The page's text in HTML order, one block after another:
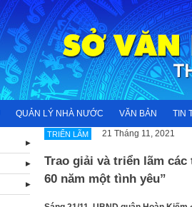
QUẢN LÝ NHÀ NƯỚC VĂN BẢN TIN
TRIỂN LÃM 21 Tháng 11, 2021
Trao giải và triển lãm các
60 năm một tình yêu”